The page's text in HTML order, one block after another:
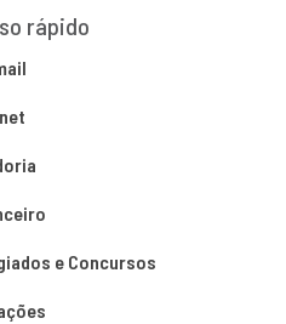
rápido
e Concursos